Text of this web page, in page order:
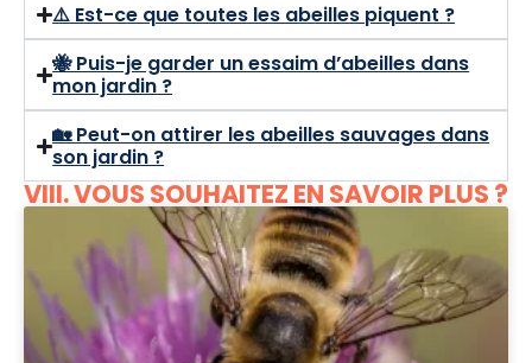
⚠️ Est-ce que toutes les abeilles piquent ?
🐝 Puis-je garder un essaim d’abeilles dans
mon jardin ?
🏡 Peut-on attirer les abeilles sauvages dans
son jardin ?
VIII. VOUS SOUHAITEZ EN SAVOIR PLUS ?